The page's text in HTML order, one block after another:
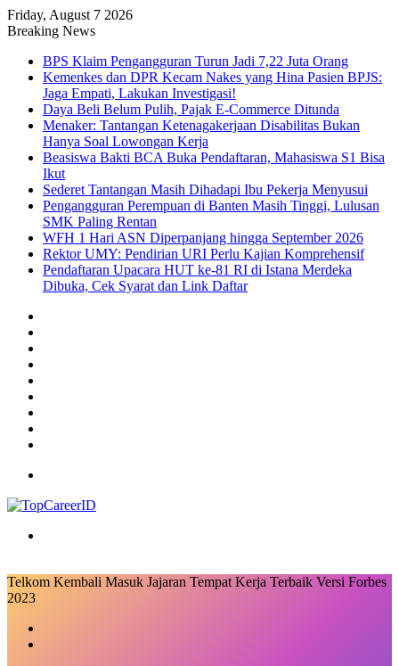
Friday, August 7 2026
Breaking News
BPS Klaim Pengangguran Turun Jadi 7,22 Juta Orang
Kemenkes dan DPR Kecam Nakes yang Hina Pasien BPJS:
Jaga Empati, Lakukan Investigasi!
Daya Beli Belum Pulih, Pajak E-Commerce Ditunda
Menaker: Tantangan Ketenagakerjaan Disabilitas Bukan
Hanya Soal Lowongan Kerja
Beasiswa Bakti BCA Buka Pendaftaran, Mahasiswa S1 Bisa
Ikut
Sederet Tantangan Masih Dihadapi Ibu Pekerja Menyusui
Pengangguran Perempuan di Banten Masih Tinggi, Lulusan
SMK Paling Rentan
WFH 1 Hari ASN Diperpanjang hingga September 2026
Rektor UMY: Pendirian URI Perlu Kajian Komprehensif
Pendaftaran Upacara HUT ke-81 RI di Istana Merdeka
Dibuka, Cek Syarat dan Link Daftar
Telkom Kembali Masuk Jajaran Tempat Kerja Terbaik Versi Forbes
2023
Email